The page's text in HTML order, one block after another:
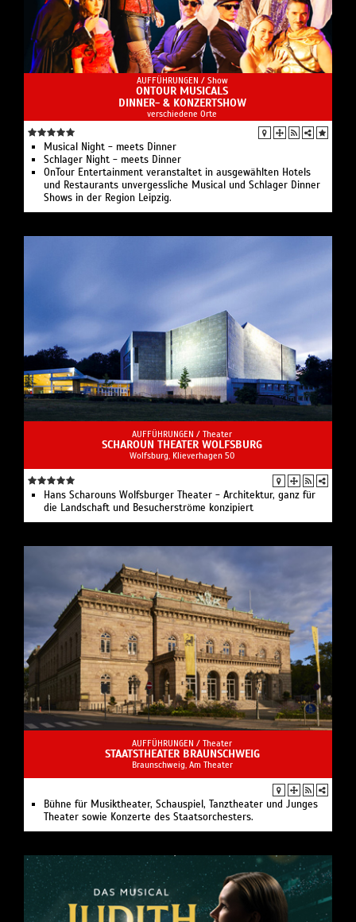
AUFFÜHRUNGEN / Show
ONTOUR MUSICALS
DINNER- & KONZERTSHOW
verschiedene Orte
Musical Night - meets Dinner
Schlager Night - meets Dinner
OnTour Entertainment veranstaltet in ausgewählten Hotels
und Restaurants unvergessliche Musical und Schlager Dinner
Shows in der Region Leipzig.
AUFFÜHRUNGEN / Theater
SCHAROUN THEATER WOLFSBURG
Wolfsburg, Klieverhagen 50
Hans Scharouns Wolfsburger Theater - Architektur, ganz für
die Landschaft und Besucherströme konzipiert
AUFFÜHRUNGEN / Theater
STAATSTHEATER BRAUNSCHWEIG
Braunschweig, Am Theater
Bühne für Musiktheater, Schauspiel, Tanztheater und Junges
Theater sowie Konzerte des Staatsorchesters.